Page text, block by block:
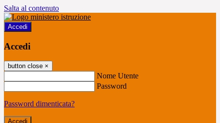
Salta al contenuto
Accedi
Accedi
button close ×
Nome Utente
Password
Password dimenticata?